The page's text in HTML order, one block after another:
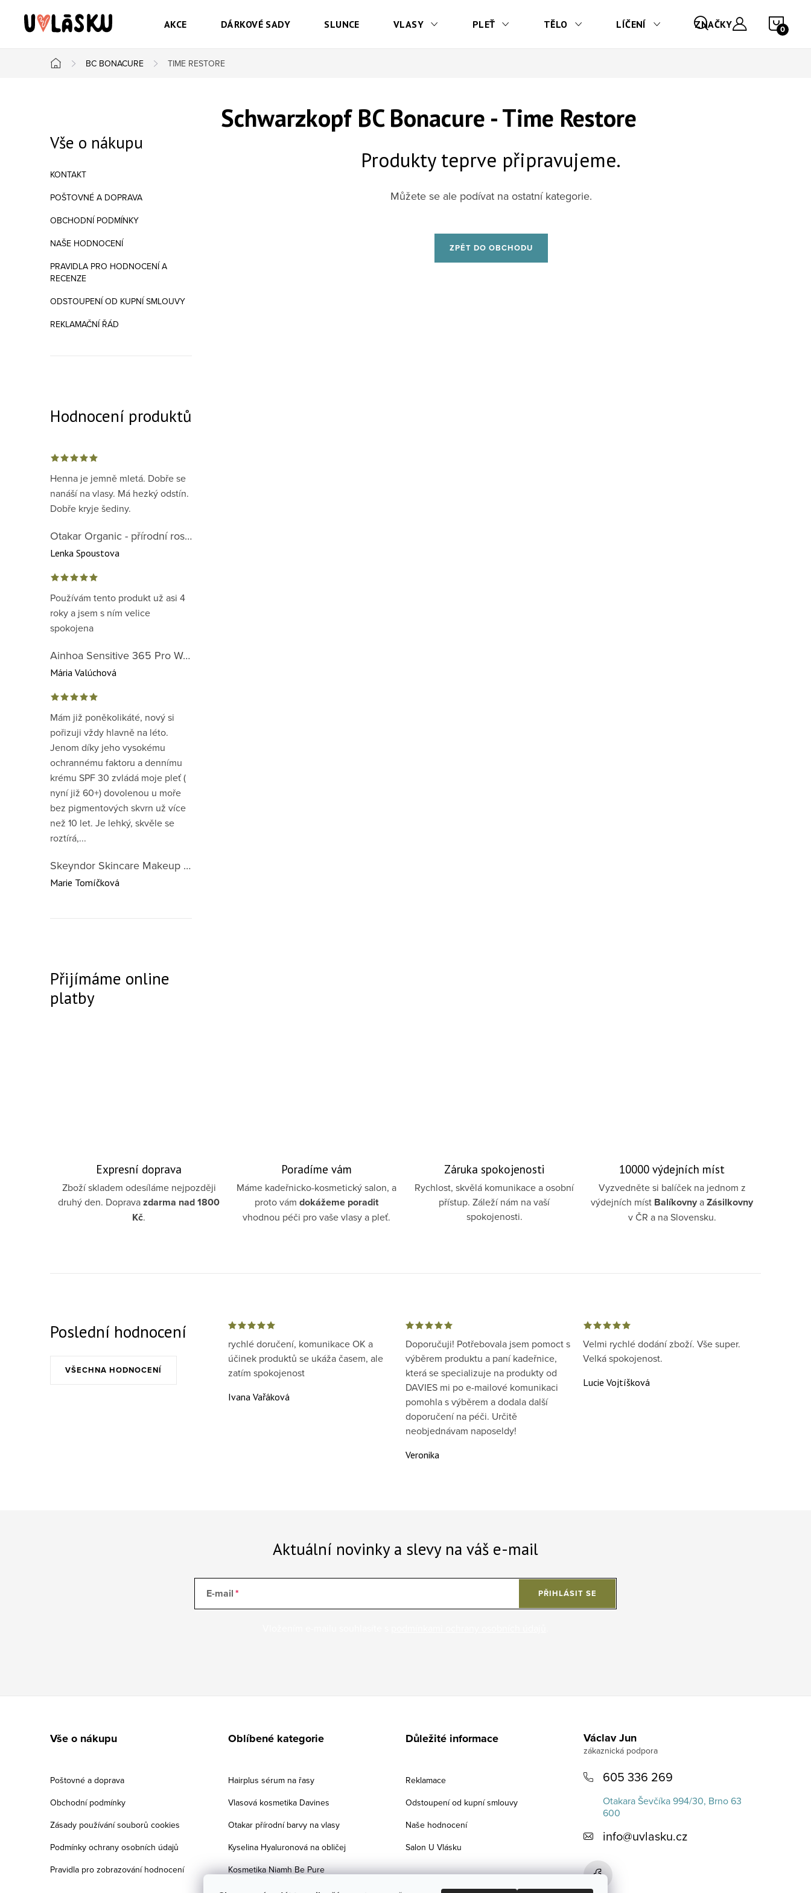
AKCE DÁRKOVÉ SADY SLUNCE VLASY PLEŤ TĚLO LÍČENÍ ZNAČKY
Domů
BC BONACURE TIME RESTORE
Vše o nákupu
KONTAKT
POŠTOVNÉ A DOPRAVA
OBCHODNÍ PODMÍNKY
NAŠE HODNOCENÍ
PRAVIDLA PRO HODNOCENÍ A
RECENZE
ODSTOUPENÍ OD KUPNÍ SMLOUVY
REKLAMAČNÍ ŘÁD
Hodnocení produktů
Henna je jemně mletá. Dobře se
nanáší na vlasy. Má hezký odstín.
Dobře kryje šediny.
Otakar Organic - přírodní rostlinná barva na vlasy červená předpigmentace 1. krok
Lenka Spoustova
Používám tento produkt už asi 4
roky a jsem s ním velice
spokojena
Ainhoa Sensitive 365 Pro Well-Being Cream - zklidňující krém pro normální až suchou citlivou pleť
Mária Valúchová
Mám již poněkolikáté, nový si
pořizuji vždy hlavně na léto.
Jenom díky jeho vysokému
ochrannému faktoru a dennímu
krému SPF 30 zvládá moje pleť (
nyní již 60+) dovolenou u moře
bez pigmentových skvrn už více
než 10 let. Je lehký, skvěle se
roztírá,...
Skeyndor Skincare Makeup DD Cream SPF50 – lehký tónovací krém pro všechny typy pleti 40 ml
Marie Tomíčková
Přijímáme online
platby
Schwarzkopf BC Bonacure - Time Restore
Produkty teprve připravujeme.
Můžete se ale podívat na ostatní kategorie.
ZPĚT DO OBCHODU
Expresní doprava
Zboží skladem odesíláme nejpozději
druhý den. Dopravazdarma nad 1800
Kč.
Poradíme vám
Máme kadeřnicko-kosmetický salon, a
proto vámdokážeme poradit
vhodnou péči pro vaše vlasy a pleť.
Záruka spokojenosti
Rychlost, skvělá komunikace a osobní
přístup. Záleží nám na vaší
spokojenosti.
10000 výdejních míst
Vyzvedněte si balíček na jednom z
výdejních míst BalíkovnyaZásilkovny
v ČR a na Slovensku.
Poslední hodnocení
VŠECHNA HODNOCENÍ
rychlé doručení, komunikace OK a
účinek produktů se ukáža časem, ale
zatím spokojenost
Ivana Vařáková
Doporučuji! Potřebovala jsem pomoct s
výběrem produktu a paní kadeřnice,
která se specializuje na produkty od
DAVIES mi po e-mailové komunikaci
pomohla s výběrem a dodala další
doporučení na péči. Určitě
neobjednávam naposeldy!
Veronika
Velmi rychlé dodání zboží. Vše super.
Velká spokojenost.
Lucie Vojtíšková
Aktuální novinky a slevy na váš e-mail
E-mail PŘIHLÁSIT SE
Vše o nákupu
Poštovné a doprava
Obchodní podmínky
Zásady používání souborů cookies
Podmínky ochrany osobních údajů
Pravidla pro zobrazování hodnocení
Oblíbené kategorie
Hairplus sérum na řasy
Vlasová kosmetika Davines
Otakar přírodní barvy na vlasy
Kyselina Hyaluronová na obličej
Kosmetika Niamh Be Pure
Důležité informace
Reklamace
Odstoupení od kupní smlouvy
Naše hodnocení
Salon U Vlásku
Václav Jun
605 336 269
Otakara Ševčíka 994/30, Brno 63
600
info@uvlasku.cz